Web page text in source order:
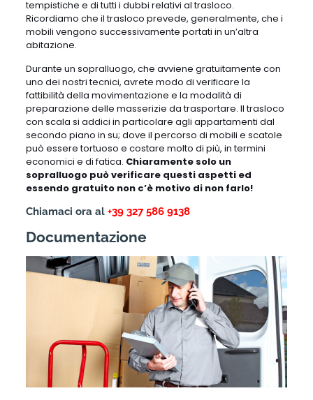
tempistiche e di tutti i dubbi relativi al trasloco.
Ricordiamo che il trasloco prevede, generalmente, che i
mobili vengono successivamente portati in un’altra
abitazione.
Durante un sopralluogo, che avviene gratuitamente con
uno dei nostri tecnici, avrete modo di verificare la
fattibilità della movimentazione e la modalità di
preparazione delle masserizie da trasportare. Il trasloco
con scala si addici in particolare agli appartamenti dal
secondo piano in su; dove il percorso di mobili e scatole
può essere tortuoso e costare molto di più, in termini
economici e di fatica. Chiaramente solo un
sopralluogo può verificare questi aspetti ed
essendo gratuito non c’è motivo di non farlo!
Chiamaci ora al +39 327 586 9138
Documentazione